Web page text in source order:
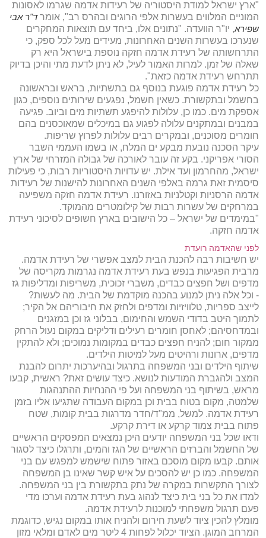
"ארץ ישראל למודת היסטוריה של רעידות אדמה שגרמו לאסונות
המוניים המלווים בעשרות אלפי הרוגים ובהרס רב", אומרד"ר אבי
שפירא, יו"ר הוועדה. "נתונים אלו, ביחד עם תוצאות המחקרים
שנערכו בעשרות השנים האחרונות, מעידים מעל לכל ספק, כי
התרחשותה של רעידת אדמה חזקה נוספת בישראל היא רק
שאלה של זמן. למרות האמור לעיל, לא ניתן לדעת מתי והיכן בדיוק
תתרחש רעידת אדמה כזאת".
כל רעידת אדמה פוגעת בנוסף גם בתשתיות, בראש ובראשונה
בחשמל ובתקשורת. כשאין חשמל, נפגעים שירותים נוספים, כגון
אספקת מים. כמו כן, עלולות להיפגע תשתיות מים וביוב. פגיעה
במבנים ובמתקנים עלולה לפגוע גם במיכלים שמאוכסנים בהם
חומרים מסוכנים, ובמקרים רבים עלולות לפרוץ שריפות.
עיקר הסכנה נובעת מבקע ים המלח, או בשמו העממי השבר
הסורי אפריקני. בקע זה עובר לאורכה של גבולה המזרחי של ארץ
ישראל, מהחרמון ועד אילת. יש עדויות היסטוריות רבות, כי פעילות
סיסמית זאת גרמה באלפי השנים האחרונות להישנות של רעידות
אדמה הרסניות וקטלניות באזורנו. רעידת אדמה חזקה משפיעה
במרחקים של עשרות רבות של קילומטרים מהמוקד.
"במימדים של ישראל – כל הישובים בארץ חשופים לסיכוני רעידת
אדמה חזקה.
לפני שהאדמה רועדת
יש חשיבות רבה להכנת הבית למצב אפשרי של רעידת אדמה.
מרבית הפגיעות בנפש בעת רעידת אדמה נגרמות מקריסה של
מדפים ושל חפצים כבדים, משברי זכוכית, משריפות ומדליפות גז
- וכל אלה ניתן למנוע בהכנה מוקדמת של הבית. מה לעשות?
לייצב ספריות, טלוויזיות ומדפים ולחזק את חיבוריהם אל הקיר;
לתמוך היטב בדודי השמש והחימום, בבלוני גז וכן במזגנים
ובמדחסיהם; לאחסן חומרים רעילים ודליקים במקום נעול הרחק
ממקור חום; להניח חפצים כבדים במקומות נמוכים; ולא להתקין
מדפים, ארונות ורהיטים מעל למיטות הילדים.
שיתוף הילדים ובני המשפחה בתרגול ובהיערכות יתרום להבנת
המצב ולהגברת המודעות לנושא. כיצד עושים זאת? ראשית, קבעו
מראש, בשיתוף בני המשפחה ועל פי ההנחיות ההתנהגות
שלמטה, מקום בטוח בבית וכן במקום העבודה שתגיעו אליו בזמן
רעידת אדמה. למשל, ממ"ד/חדר מדרגות בבית קומות, שטח
פתוח בבית צמוד קרקע או דירת קרקע.
ודאו שכל בני המשפחה יודעים היכן נמצאים המפסקים הראשיים
של החשמל והברזים הראשיים של הגז והמים, ותרגלו כיצד לסגור
אותם. קבעו מקום מוסכם באזור פתוח שישמש למפגש עם בני
המשפחה. כמו כן יש להסכים על איש קשר שאינו בן המשפחה
לצורך התקשרות במקרה של נתק בתקשורת בין בני המשפחה.
למדו את כל בני בית כיצד לנהוג בעת רעידת אדמה וערכו מדי
פעם תרגול משפחתי למוכנות לרעידת אדמה.
מומלץ להכין ציוד לשעת חירום ולהניח אותו במקום נגיש, כדוגמת
המרחב המוגן. הציוד יכלול לפחות 4 ליטר מים לאדם ומלאי מזון